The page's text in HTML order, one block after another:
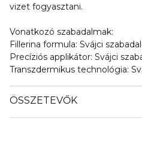
vizet fogyasztani.
Vonatkozó szabadalmak:
Fillerina formula: Svájci
Precíziós applikátor: Svájci
Transzdermikus technológia:
ÖSSZETEVŐK